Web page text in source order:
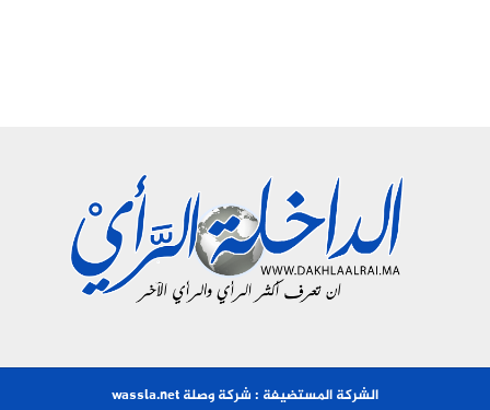
الشركة المستضيفة : شركة وصلة wassla.net